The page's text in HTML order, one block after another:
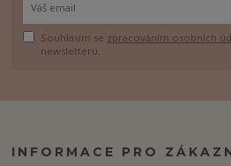
Souhlasím se zpracováním osobních
newsletteru.
INFORMACE PRO